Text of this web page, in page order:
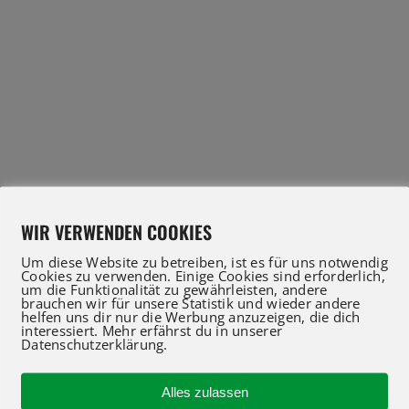
Profis für Verkauf und Service beraten Sie gerne.
an oder nutzen Sie unser Kontaktformular für eine
WIR VERWENDEN COOKIES
Um diese Website zu betreiben, ist es für uns notwendig
Cookies zu verwenden. Einige Cookies sind erforderlich,
um die Funktionalität zu gewährleisten, andere
brauchen wir für unsere Statistik und wieder andere
helfen uns dir nur die Werbung anzuzeigen, die dich
interessiert. Mehr erfährst du in unserer
Datenschutzerklärung.
Alles zulassen